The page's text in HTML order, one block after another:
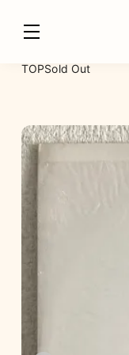
TOPSold Out